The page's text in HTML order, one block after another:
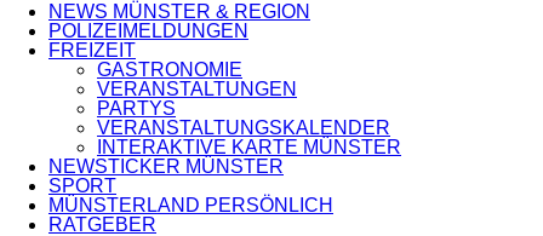
NEWS MÜNSTER & REGION
POLIZEIMELDUNGEN
FREIZEIT
GASTRONOMIE
VERANSTALTUNGEN
PARTYS
VERANSTALTUNGSKALENDER
INTERAKTIVE KARTE MÜNSTER
NEWSTICKER MÜNSTER
SPORT
MÜNSTERLAND PERSÖNLICH
RATGEBER